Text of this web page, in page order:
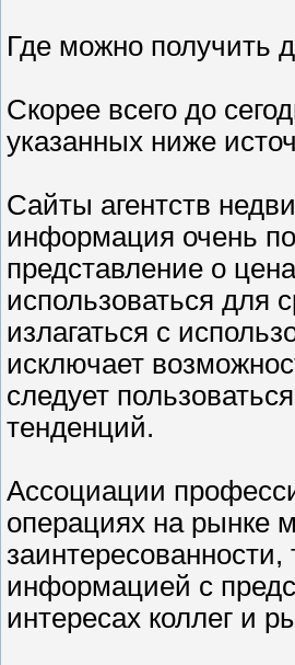
Где можно получить
Скорее всего до
указанных ниже
Сайты агентств
информация очень
представление о
использоваться для
излагаться с
исключает
следует
тенденций.
Ассоциации
операциях на рынке
информацией с
интересах коллег и